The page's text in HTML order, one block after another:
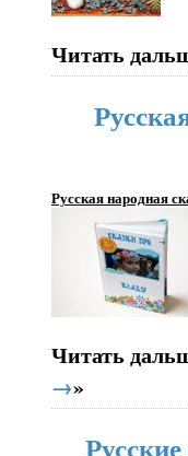
Читать
Русская народная
Читать
→»